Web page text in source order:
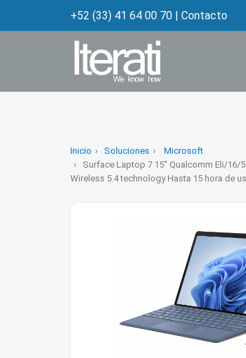
+52 (33) 41 64 00 70 | Contacto
Inicio Soluciones
Microsoft
Surface Laptop 7 15" Qualcomm Eli/16/
Wireless 5.4 technology Hasta 15 hora de